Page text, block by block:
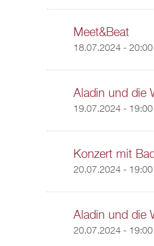
Meet&Beat
18.07.2024 - 20:00
Aladin und die
19.07.2024 - 19:00
Konzert mit
20.07.2024 - 19:00
Aladin und die
20.07.2024 - 19:00